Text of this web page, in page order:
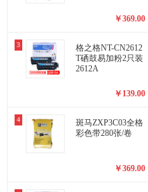
￥369.00
3
格之格NT-CN2612
T硒鼓易加粉2只装
2612A
￥ 139.00
4
斑马ZXP3C03全格
彩色带280张/卷
￥369.00